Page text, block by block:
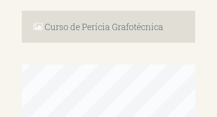
Curso de Perícia Grafotécnica